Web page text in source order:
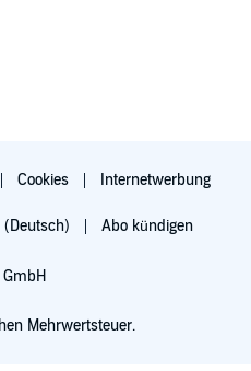
Cookies Internetwerbung
(Deutsch) Abo kündigen
Mehrwertsteuer.